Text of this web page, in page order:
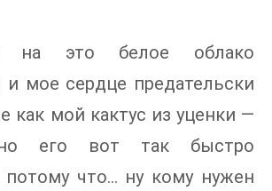
на это белое облако
и мое сердце предательски
как мой кактус из уценки —
его вот так быстро
потому что… ну кому нужен